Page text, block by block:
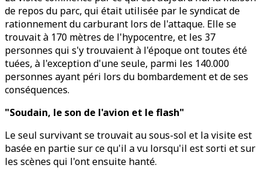
de repos du parc, qui était utilisée par le syndicat de
rationnement du carburant lors de l'attaque. Elle se
trouvait à 170 mètres de l'hypocentre, et les 37
personnes qui s'y trouvaient à l'époque ont toutes été
tuées, à l'exception d'une seule, parmi les 140.000
personnes ayant péri lors du bombardement et de ses
conséquences.
"Soudain, le son de l'avion et le flash"
Le seul survivant se trouvait au sous-sol et la visite est
basée en partie sur ce qu'il a vu lorsqu'il est sorti et sur
les scènes qui l'ont ensuite hanté.